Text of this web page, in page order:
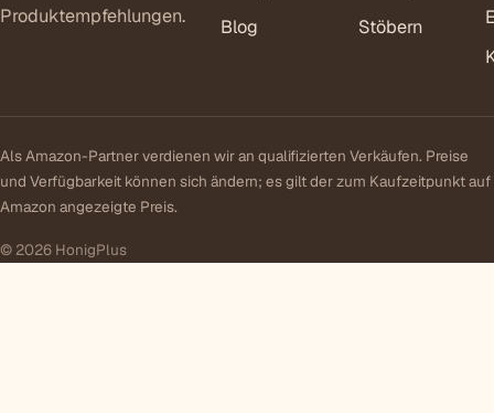
Produktempfehlungen.
Blog
Stöbern
Als Amazon-Partner verdienen wir an qualifizierten Verkäufen. Preise
und Verfügbarkeit können sich ändern; es gilt der zum Kaufzeitpunkt auf
Amazon angezeigte Preis.
© 2026 HonigPlus